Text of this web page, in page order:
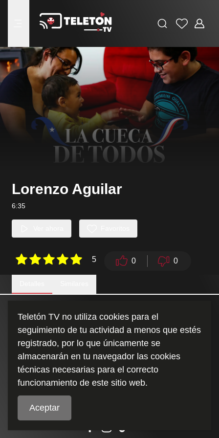
BuscarFavoritos
Lorenzo Aguilar
6:35
5 0 0
Cuando la cueca te motiva.
Duración
Teletón TV no utiliza cookies para el
seguimiento de tu actividad a menos que estés
registrado, por lo que únicamente se
almacenarán en tu navegador las cookies
técnicas necesarias para el correcto
funcionamiento de este sitio web.
Aceptar